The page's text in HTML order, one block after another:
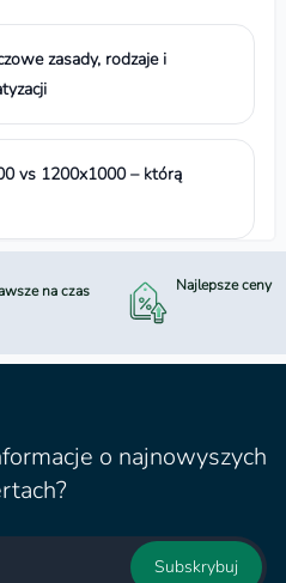
zasady, rodzaje i
vs 1200x1000 – którą
na czas Najlepsze ceny
o najnowyszych
Subskrybuj